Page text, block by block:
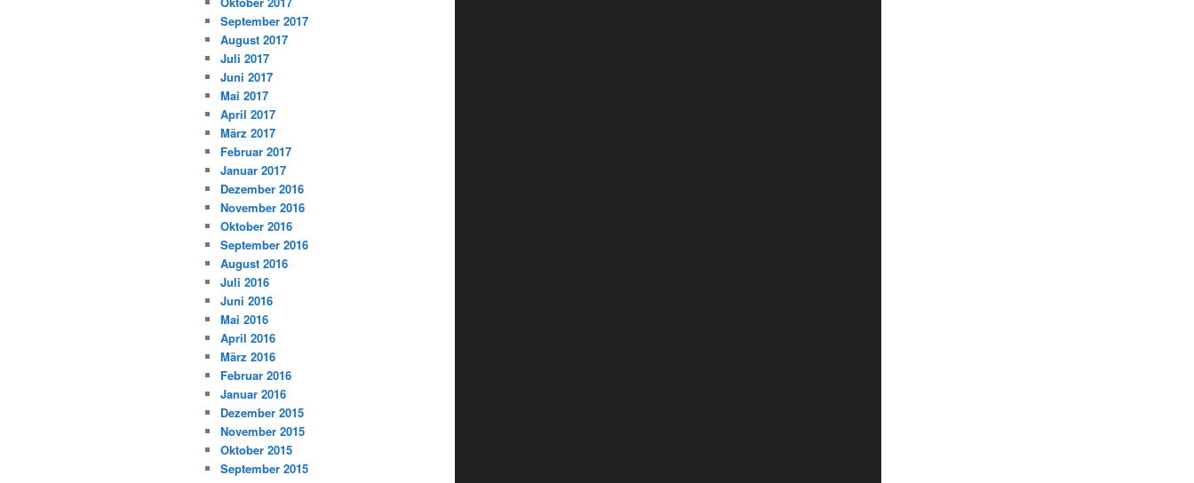
September 2017
August 2017
Juli 2017
Juni 2017
Mai 2017
April 2017
März 2017
Februar 2017
Januar 2017
Dezember 2016
November 2016
Oktober 2016
September 2016
August 2016
Juli 2016
Juni 2016
Mai 2016
April 2016
März 2016
Februar 2016
Januar 2016
Dezember 2015
November 2015
Oktober 2015
September 2015